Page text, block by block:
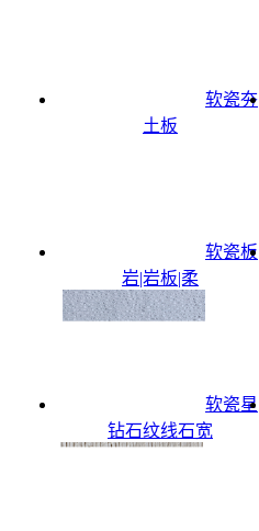
软瓷夯
土板
软瓷板
岩|岩板|柔
软瓷星
钻石纹线石宽